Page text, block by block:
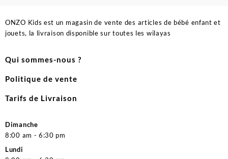
ONZO Kids est un magasin de vente des articles de bébé enfant et
jouets, la livraison disponible sur toutes les wilayas
Qui sommes-nous ?
Politique de vente
Tarifs de Livraison
Dimanche
8:00 am - 6:30 pm
Lundi